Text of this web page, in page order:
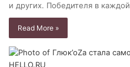
и других. Победителя в каждой
Read More »